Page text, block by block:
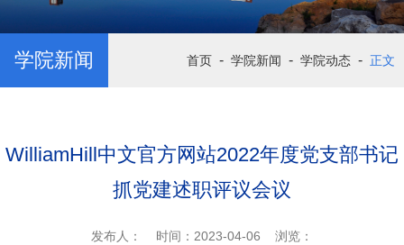
学院新闻 首页 - 学院新闻 - 学院动态 - 正文
WilliamHill中文官方网站2022年度党支部书记
抓党建述职评议会议
发布人： 时间：2023-04-06 浏览：